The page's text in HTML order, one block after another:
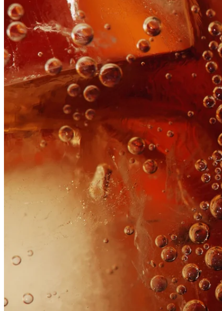
Solutions
Fiberfeel
Tastelift
Oils & Essences
See all
Applications
Segments
Beverages
Home Care
Benefits